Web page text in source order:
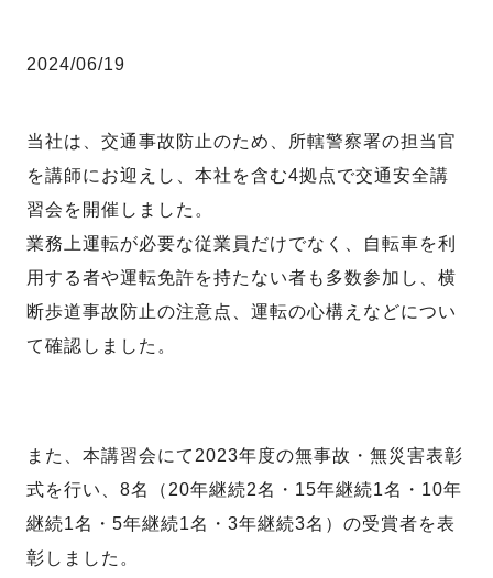
2024/06/19
当社は、交通事故防止のため、所轄警察署の担当官
を講師にお迎えし、本社を含む4拠点で交通安全講
習会を開催しました。
業務上運転が必要な従業員だけでなく、自転車を利
用する者や運転免許を持たない者も多数参加し、横
断歩道事故防止の注意点、運転の心構えなどについ
て確認しました。
また、本講習会にて2023年度の無事故・無災害表彰
式を行い、8名（20年継続2名・15年継続1名・10年
継続1名・5年継続1名・3年継続3名）の受賞者を表
彰しました。